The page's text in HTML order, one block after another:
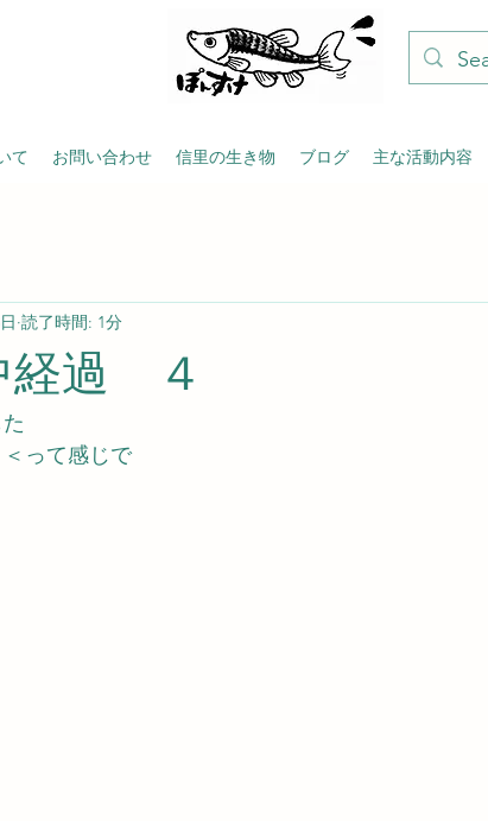
て お問い合わせ 信里の生き物 ブログ 主な活動内容
経過 ４
読了時間: 1分
って感じで